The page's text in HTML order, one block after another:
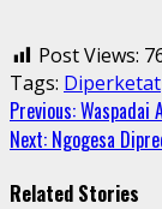
Post Views:
Tags: Diperketat
Continue
Reading
Previous:Waspadai
Next: Ngogesa
Related Stories